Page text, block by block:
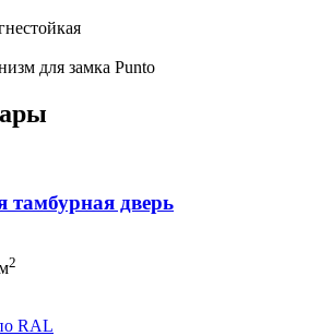
для замка Punto
тамбурная дверь
2
RAL